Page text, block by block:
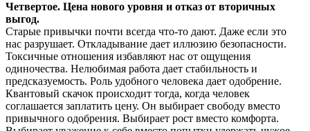
Четвертое. Цена нового уровня и отказ от вторичных
выгод.
Старые привычки почти всегда что-то дают. Даже если это
нас разрушает. Откладывание дает иллюзию безопасности.
Токсичные отношения избавляют нас от ощущения
одиночества. Нелюбимая работа дает стабильность и
предсказуемость. Роль удобного человека дает одобрение.
Квантовый скачок происходит тогда, когда человек
соглашается заплатить цену. Он выбирает свободу вместо
привычного одобрения. Выбирает рост вместо комфорта.